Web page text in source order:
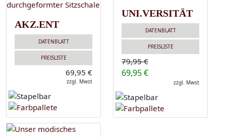
AKZ.ENT
DATENBLATT
PREISLISTE
69,95 €
zzgl. Mwst
UNI.VERSITÄT
DATENBLATT
PREISLISTE
79,95 €
69,95 €
zzgl. Mwst